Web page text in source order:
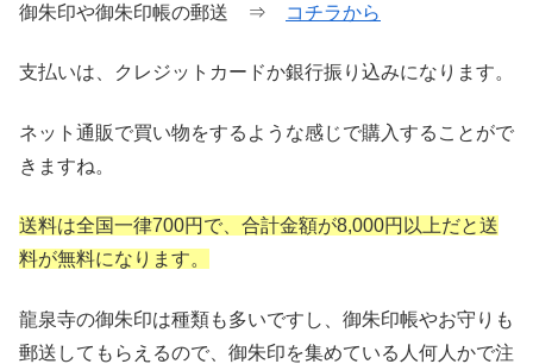
御朱印や御朱印帳の郵送 ⇒ コチラから
支払いは、クレジットカードか銀行振り込みになります。
ネット通販で買い物をするような感じで購入することがで
きますね。
送料は全国一律700円で、合計金額が8,000円以上だと送
料が無料になります。
龍泉寺の御朱印は種類も多いですし、御朱印帳やお守りも
郵送してもらえるので、御朱印を集めている人何人かで注